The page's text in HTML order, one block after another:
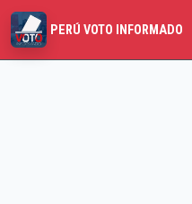
PERÚ VOTO INFORMADO